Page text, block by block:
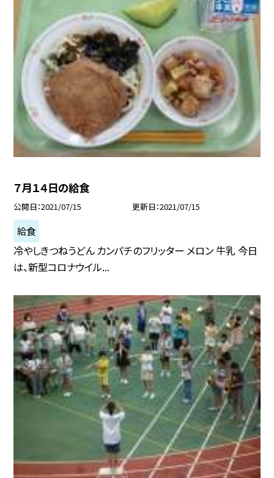
７月１４日の給食
公開日 2021/07/15 更新日 2021/07/15
給食
冷やしきつねうどん カンパチのフリッター メロン 牛乳 今日
は、新型コロナウイル...